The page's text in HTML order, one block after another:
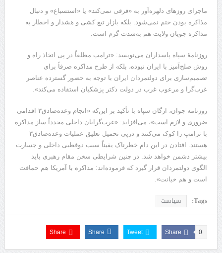
ماجرای روزهای دلهره‌آور به «فرقی نمی‌کند» یا «استسباع» و دنبال
مذاکره بودن ختم نمی‌شود. بلکه بازار تیغ کشی و هشدار و اخطار به
مذاکره جویان ولایت هم به‌شدت گرم است.
روزنامهٔ سپاه پاسداران می‌نویسد: «ترامپ مطلقاً در پی اتخاذ راه و
روش صلح‌آمیز با ایران نبوده، بلکه از طرح مذاکره صرفاً برای
تصمیم‌سازی برای دولتمردان ایران با توجه به حضور گسترده عناصر
غرب‌گرا و مرعوب غرب در دولت دکتر پزشکیان استفاده می‌کند».
روزنامه جوان، ارگان سپاه با تأکید بر این‌که «انجام وعده‌صادق۳ اقدامی
ضروری و لازم است»، می‌افزاید: «غرب‌گرایان داخلی مجدداً ساز مذاکره
با ترامپ را کوک می‌کنند و درپی تحمیل تعلیق عملیات وعده‌صادق۳
هستند. افتادن در این دام خطرناک یقیناً سبب دوقطبی داخلی و جسارت
بیشتر دشمن خواهد شد. در چنین شرایطی سخن مقام رهبری باید
الگوی دولتمردان قرار گیرد که فرموده‌اند: مذاکره با آمریکا هم حماقت
است و هم خیانت».
Tags: سیاست
Share 0
Tweet
Share
Share